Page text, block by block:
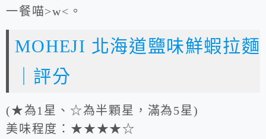
一餐喵>w<。
MOHEJI 北海道鹽味鮮蝦拉麵
｜評分
(★為1星、☆為半顆星，滿為5星)
美味程度：★★★★☆